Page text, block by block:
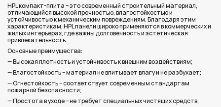
HPL компакт-плита – это современный строительный материал,
отличающийся высокой прочностью, влагостойкостью и
устойчивостью к механическим повреждениям. Благодаря этим
характеристикам, HPL панели широко применяются в коммерческих и
жилых интерьерах, где важны долговечность и эстетическая
привлекательность.
Основные преимущества:
— Высокая плотность и устойчивость к внешним воздействиям;
— Влагостойкость – материал не впитывает влагу и не разбухает;
— Огнестойкость – соответствует современным стандартам
пожарной безопасности;
— Простота в уходе – не требует специальных чистящих средств;